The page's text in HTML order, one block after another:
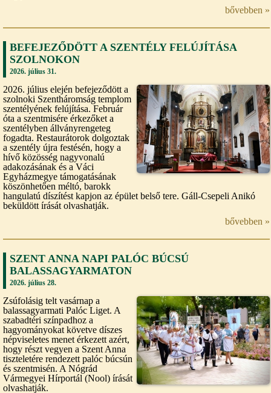
bővebben »
BEFEJEZŐDÖTT A SZENTÉLY FELÚJÍTÁSA
SZOLNOKON
2026. július 31.
2026. július elején befejeződött a
szolnoki Szentháromság templom
szentélyének felújítása. Február
óta a szentmisére érkezőket a
szentélyben állványrengeteg
fogadta. Restaurátorok dolgoztak
a szentély újra festésén, hogy a
hívő közösség nagyvonalú
adakozásának és a Váci
Egyházmegye támogatásának
köszönhetően méltó, barokk
hangulatú díszítést kapjon az épület belső tere. Gáll-Csepeli Anikó
beküldött írását olvashatják.
bővebben »
SZENT ANNA NAPI PALÓC BÚCSÚ
BALASSAGYARMATON
2026. július 28.
Zsúfolásig telt vasárnap a
balassagyarmati Palóc Liget. A
szabadtéri színpadhoz a
hagyományokat követve díszes
népviseletes menet érkezett azért,
hogy részt vegyen a Szent Anna
tiszteletére rendezett palóc búcsún
és szentmisén. A Nógrád
Vármegyei Hírportál (Nool) írását
olvashatják.